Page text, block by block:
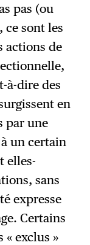
pas (ou
ce sont les
actions de
à-dire des
en
par une
un certain
elles-
sans
expresse
Certains
« exclus »